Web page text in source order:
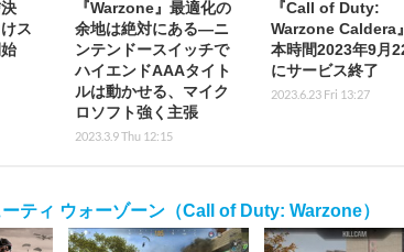
ス
『Warzone』最適化の
余地は絶対にある―ニ
ンテンドースイッチで
ハイエンドAAAタイト
ルは動かせる、マイク
ロソフト強く主張
2023.3.9 Thu 12:15
『Call of Duty:
Warzone Caldera
本時間2023年9月
にサービス終了
2023.6.23 Fri 13:27
ティ ウォーゾーン（Call of Duty: Warzone）